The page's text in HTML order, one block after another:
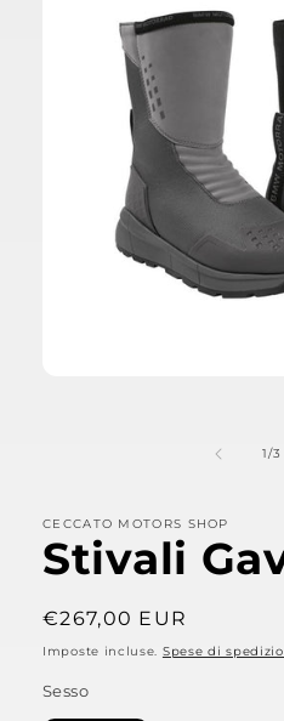
1/su
3
CECCATO MOTORS SHOP
Stivali
Prezzo
di
€267,00 EUR
Imposte incluse. Spese di
Sesso